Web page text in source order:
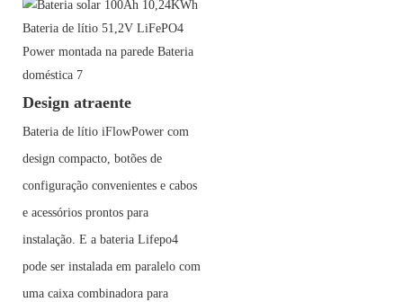
Design atraente
Bateria de lítio iFlowPower com
design compacto, botões de
configuração convenientes e cabos
e acessórios prontos para
instalação. E a bateria Lifepo4
pode ser instalada em paralelo com
uma caixa combinadora para